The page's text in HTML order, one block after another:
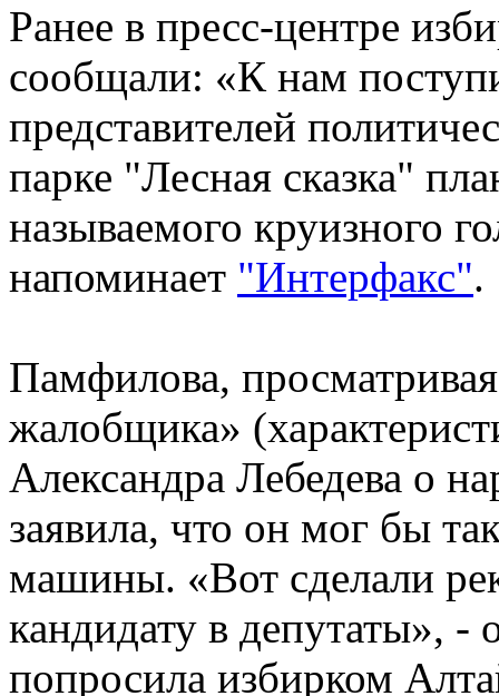
Ранее в пресс-центре
сообщали: «К нам
представителей
парке "Лесная сказка"
называемого круизного
напоминает "Интерфакс".
Памфилова,
жалобщика»
Александра Лебедева о
заявила, что он мог бы
машины. «Вот сделали
кандидату в депутаты»,
попросила избирком